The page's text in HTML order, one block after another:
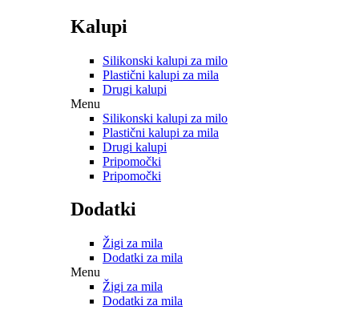
Kalupi
Silikonski kalupi za milo
Plastični kalupi za mila
Drugi kalupi
Menu
Silikonski kalupi za milo
Plastični kalupi za mila
Drugi kalupi
Pripomočki
Pripomočki
Dodatki
Žigi za mila
Dodatki za mila
Menu
Žigi za mila
Dodatki za mila